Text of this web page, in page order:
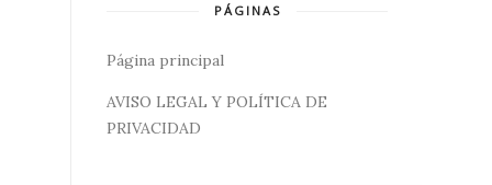
PÁGINAS
Página principal
AVISO LEGAL Y POLÍTICA DE
PRIVACIDAD